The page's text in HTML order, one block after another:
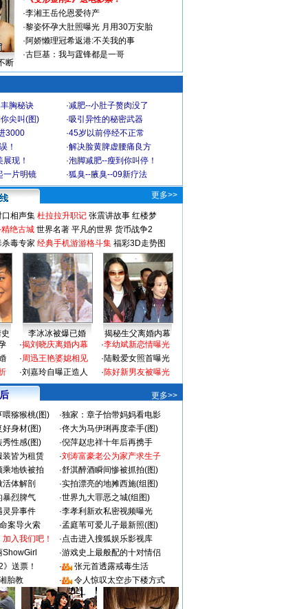
断
·李湘王岳伦恩爱待产
·黎姿怀孕大肚照曝光 月用30万安胎
·阿娇懒理冠希返港:不关我的事
·古巨基：我与霆锋都是一哥
胸秘诀 ·减肥--小肚子赘肉没了
尖叫(图)
·吸引异性的秘密武器
3000
·45岁以前停经不正常
！
·解决脸黄脾虚腰痛良方
现！
·泡脚减肥--瘦到你叫停！
一片明镜
·狐臭--腋臭--09新疗法
更多>>
口相声集 杜拉拉升职记 张震讲故事 红楼梦
绝古城 世界名著 平凡的世界 货币战争2
毒专家 经典手机游游格斗集 福彩3D走势图
李冰冰被爆已婚
揭秘生父离婚内幕
·揭刘晓庆离婚内幕
·周迅王艳婆媳相见
·刘嘉玲自曝正造人
·李幼斌新恋情曝光
·陆毅爱女照首曝光
·陈好新男友被曝光
更多>>
喂猕猴桃(图)
·独家：章子怡带妈妈看电影
好身材(图)
·佟大为马伊琍再度牵手(图)
秀性感(图)
·倪萍赵忠祥十年后再携手
装皆为租赁
·刘涛富豪老公为家产求生子
乘地铁被拍
·舒淇醉酒瞬间惨被抓拍(图)
体解剖
·实拍漂亮的地摊西施(组图)
暴烈脾气
·世界九大罪恶之城(组图)
灵异事件
·李孝利新欢私密视频曝光
案导火索
·孟庭苇可爱儿子最新照(图)
入我们吧！
·点击进入搜狐娱乐影视库
·游戏史上最般配的十对情侣
送票！
·
张元首透露戒毒生活
胎教
· 令人惊叹太空步下楼方式